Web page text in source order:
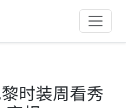
时装周看秀